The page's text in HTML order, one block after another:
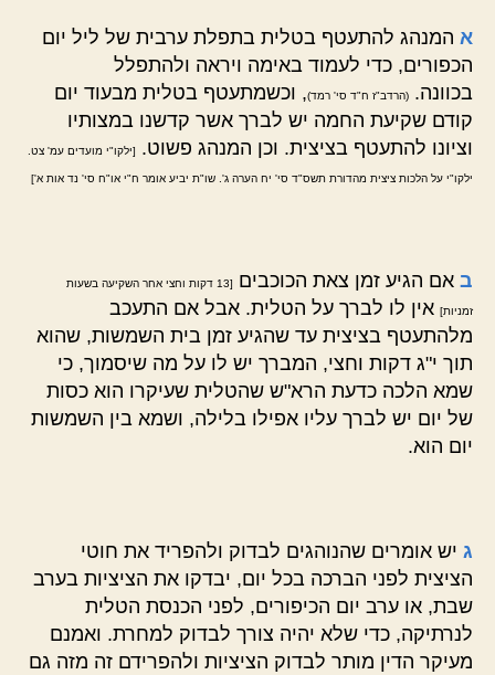
א המנהג להתעטף בטלית בתפלת ערבית של ליל יום
הכפורים, כדי לעמוד באימה ויראה ולהתפלל
בכוונה. (הרדב"ז ח"ד סי' רמד), וכשמתעטף בטלית מבעוד יום
קודם שקיעת החמה יש לברך אשר קדשנו במצותיו
וציונו להתעטף בציצית. וכן המנהג פשוט.
[ילקו"י מועדים עמ' צט.
ילקו"י על הלכות ציצית מהדורת תשס"ד סי' יח הערה ג'. שו"ת יביע אומר ח"י או"ח סי' נד אות א']
ב אם הגיע זמן צאת הכוכבים [13 דקות וחצי אחר השקיעה בשעות
זמניות] אין לו לברך על הטלית. אבל אם התעכב
מלהתעטף בציצית עד שהגיע זמן בית השמשות, שהוא
תוך י"ג דקות וחצי, המברך יש לו על מה שיסמוך, כי
שמא הלכה כדעת הרא"ש שהטלית שעיקרו הוא כסות
של יום יש לברך עליו אפילו בלילה, ושמא בין השמשות
יום הוא.
ג יש אומרים שהנוהגים לבדוק ולהפריד את חוטי
הציצית לפני הברכה בכל יום, יבדקו את הציציות בערב
שבת, או ערב יום הכיפורים, לפני הכנסת הטלית
לנרתיקה, כדי שלא יהיה צורך לבדוק למחרת. ואמנם
מעיקר הדין מותר לבדוק הציציות ולהפרידם זה מזה גם